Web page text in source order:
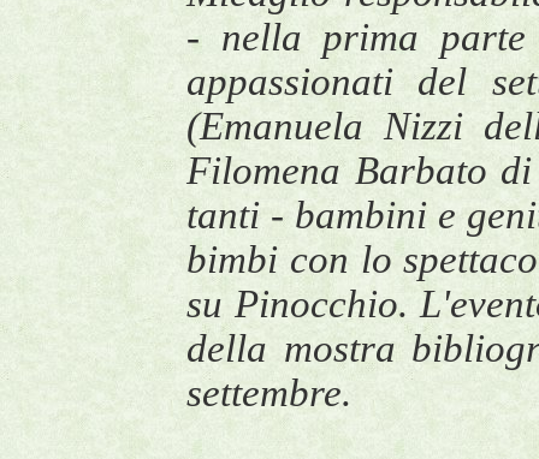
- nella prima parte
appassionati del
(Emanuela Nizzi
Filomena Barbato
tanti - bambini e
bimbi con lo
su Pinocchio.
della mostra
settembre.